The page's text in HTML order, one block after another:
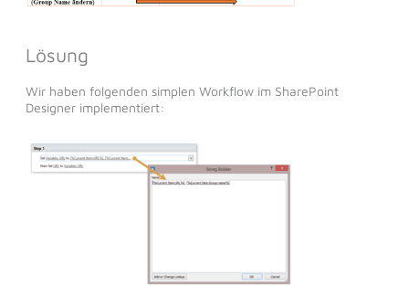
Lösung
Wir haben folgenden simplen Workflow im SharePoint
Designer implementiert: